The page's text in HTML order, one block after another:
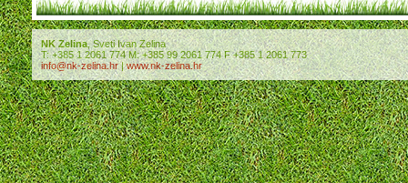
NK Zelina, Sveti Ivan Zelina
T: +385 1 2061 774 M: +385 99 2061 774 F +385 1 2061 773
info@nk-zelina.hr|www.nk-zelina.hr